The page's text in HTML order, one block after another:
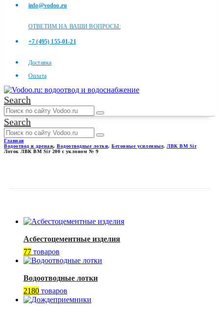
info@vodoo.ru
ОТВЕТИМ НА ВАШИ ВОПРОСЫ:
+7 (495) 155-01-21
Доставка
Оплата
Search
Search
Главная
Водоотвод и дренаж, Водоотводные лотки, Бетонные усиленные, ЛВК ВМ Sir
Лоток ЛВК ВМ Sir 200 с уклоном № 9
Асбестоцементные изделия
77 товаров
Водоотводные лотки
2180 товаров